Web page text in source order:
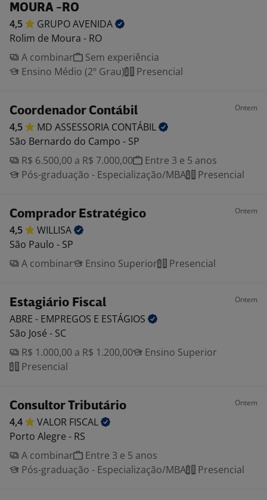
MOURA -RO
4,5 GRUPOAVENIDA
Rolim de Moura - RO
A combinar
Sem experiência
Ensino Médio (2º Grau)
Presencial
Coordenador Contábil Ontem
4,5 MD ASSESSORIA CONTÁBIL
São Bernardo do Campo - SP
R$ 6.500,00 a R$ 7.000,00
Entre 3 e 5 anos
Pós-graduação - Especialização/MBA
Presencial
Comprador Estratégico Ontem
4,5
WILLISA
São Paulo - SP
A combinar
Ensino Superior Presencial
Estagiário Fiscal Ontem
ABRE - EMPREGOS E ESTÁGIOS
São José - SC
R$ 1.000,00 a R$ 1.200,00
Ensino Superior
Presencial
Consultor Tributário Ontem
4,4 VALOR FISCAL
Porto Alegre - RS
A combinar
Entre 3 e 5 anos
Pós-graduação - Especialização/MBA
Presencial